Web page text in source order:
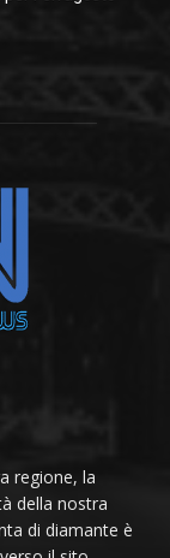
regione, la
della nostra
di diamante è